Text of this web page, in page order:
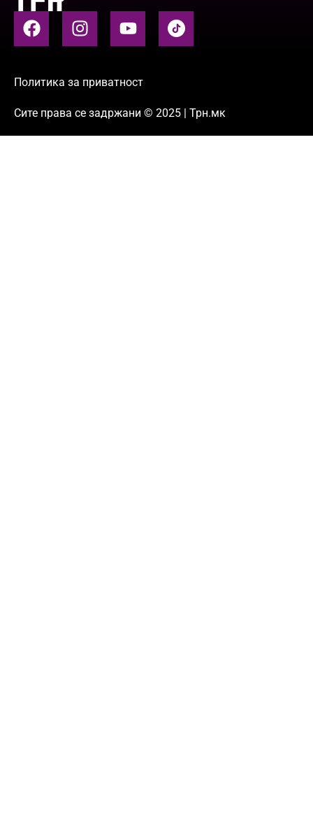
Политика за приватност
Сите права се задржани © 2025 | Трн.мк